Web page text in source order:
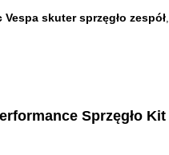
Vespa skuter sprzęgło zespół,
Sprzęgło Kit